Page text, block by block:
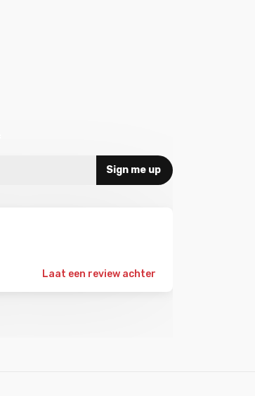
Sign me up
Laat een review achter